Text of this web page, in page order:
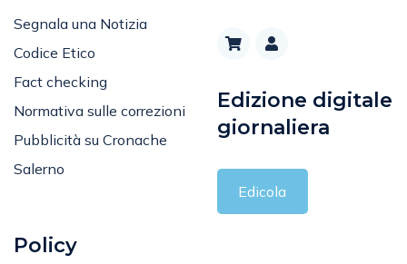
Segnala una Notizia
Codice Etico
Fact checking
Normativa sulle correzioni
Pubblicità su Cronache
Salerno
Edizione digitale
giornaliera
Edicola
Policy